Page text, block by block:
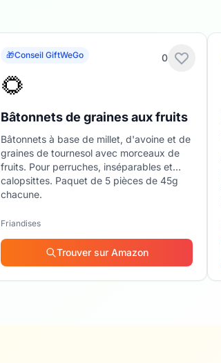
0
🎁Conseil GiftWeGo
🌻
Bâtonnets de graines aux fruits
Bâtonnets à base de millet, d'avoine et de
graines de tournesol avec morceaux de
fruits. Pour perruches, inséparables et
calopsittes. Paquet de 5 pièces de 45g
chacune.
Friandises
Trouver sur Amazon